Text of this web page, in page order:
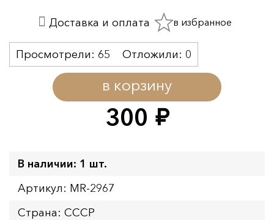
300 руб.
в корзину
Просмотрели: 65 Отложили: 0
Доставка и оплата в избранное
В наличии: 1 шт.
Артикул: MR-2967
Страна: СССР